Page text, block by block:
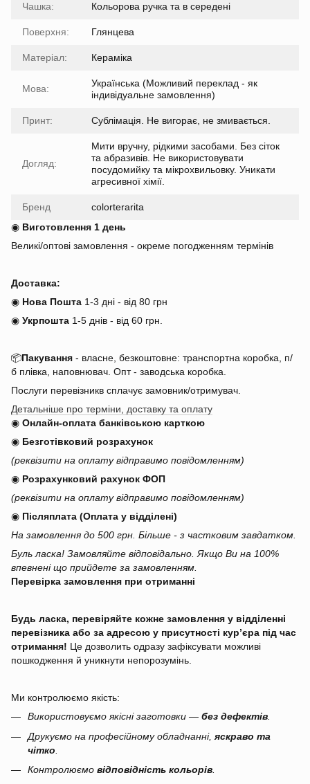
Чашка:
Кольорова ручка та в середені
Поверхня: Глянцева
Матеріал: Кераміка
Мова:
Українська (Можливий переклад - як
індивідуальне замовлення)
Принт: Сублімація. Не вигорає, не змивається.
Догляд:
Мити вручну, рідкими засобами. Без сіток
та абразивів. Не використовувати
посудомийку та мікрохвильовку. Уникати
агресивної хімії.
Бренд
colorterarita
◉ Виготовлення 1 день
Великі/оптові замовлення - окреме погодженням термінів
Доставка:
◉ Нова Пошта 1-3 дні - від 80 грн
◉ Укрпошта 1-5 днів - від 60 грн.
📦Пакування - власне, безкоштовне: транспортна коробка, п/
б плівка, наповнювач. Опт - заводська коробка.
Послуги перевізникв сплачує замовник/отримувач.
Детальніше про терміни, доставку та оплату
◉ Онлайн-оплата банківською карткою
◉ Безготівковий розрахунок
(реквізити на оплату відправимо повідомленням)
◉ Розрахунковий рахунок ФОП
(реквізити на оплату відправимо повідомленням)
◉ Післяплата (Оплата у відділені)
На замовлення до 500 грн. Більше - з частковим завдатком.
Буль ласка! Замовляйте відповідально. Якщо Ви на 100%
впевнені що прийдете за замовленням.
Перевірка замовлення при отриманні
Будь ласка, перевіряйте кожне замовлення у відділенні
перевізника або за адресою у присутності кур’єра під час
отримання! Це дозволить одразу зафіксувати можливі
пошкодження й уникнути непорозумінь.
Ми контролюємо якість:
Використовуємо якісні заготовки — без дефектів
Друкуємо на професійному обладнанні, яскраво та
чітко
Контролюємо відповідність кольорів